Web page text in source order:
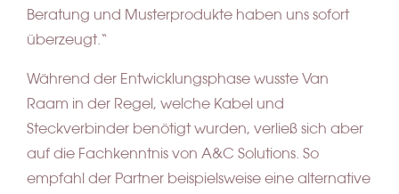
Beratung und Musterprodukte haben uns sofort
überzeugt.“
Während der Entwicklungsphase wusste Van
Raam in der Regel, welche Kabel und
Steckverbinder benötigt wurden, verließ sich aber
auf die Fachkenntnis von A&C Solutions. So
empfahl der Partner beispielsweise eine alternative